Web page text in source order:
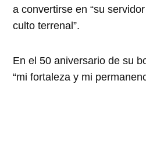
a convertirse en “su
culto terrenal”.
En el 50 aniversario de su
“mi fortaleza y mi